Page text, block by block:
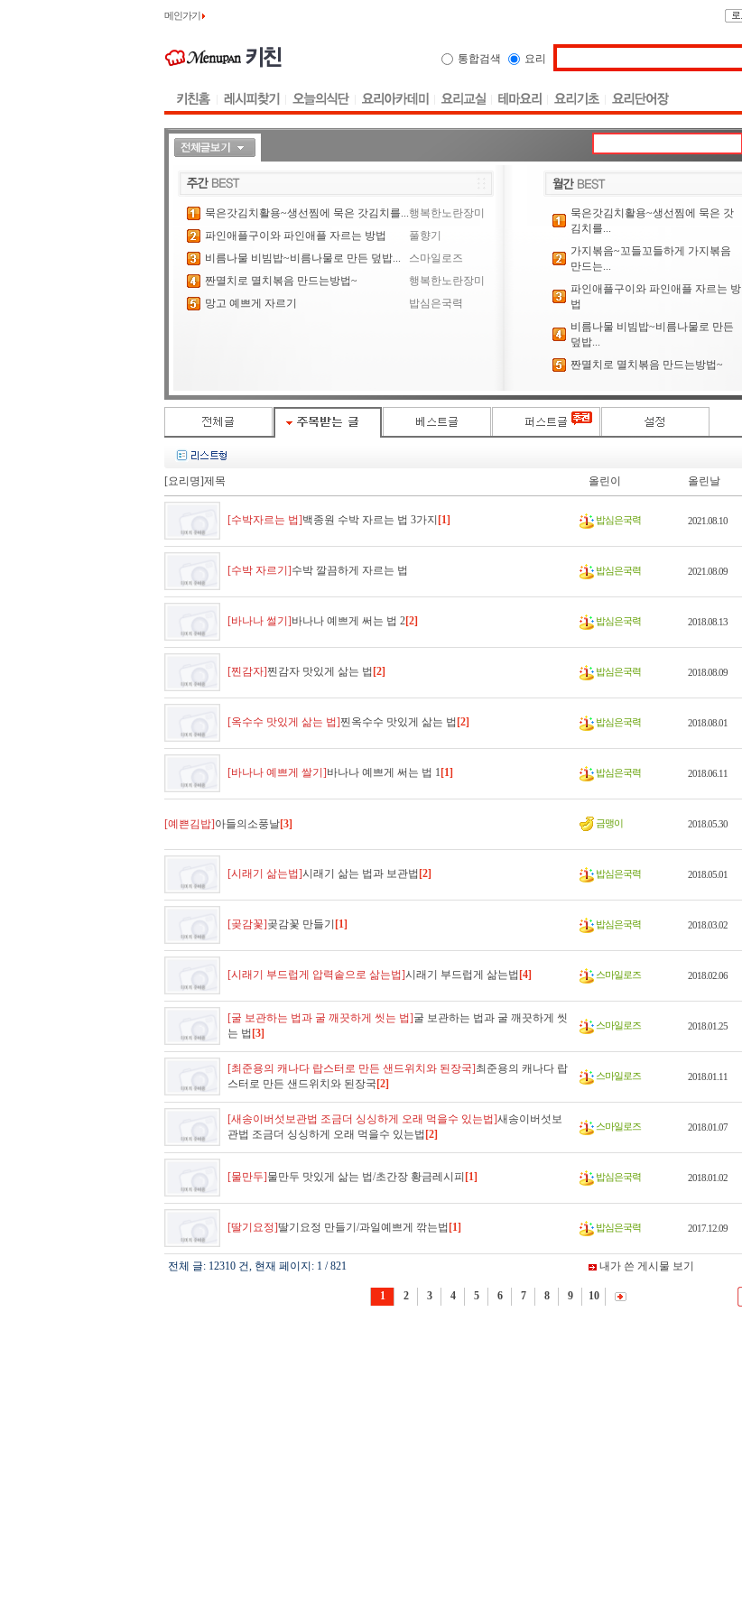
메인가기
통합검색 요리
묵은갓김치활용~생선찜에 묵은 갓김치를...행복한노란장미
파인애플구이와 파인애플 자르는 방법
풀향기
비름나물 비빔밥~비름나물로 만든 덮밥...
스마일로즈
짠멸치로 멸치볶음 만드는방법~
행복한노란장미
망고 예쁘게 자르기
밥심은국력
묵은갓김치활용~생선찜에 묵은 갓
김치를...
가지볶음~꼬들꼬들하게 가지볶음
만드는...
파인애플구이와 파인애플 자르는 방
법
비름나물 비빔밥~비름나물로 만든
덮밥...
짠멸치로 멸치볶음 만드는방법~
[요리명]제목 올린이 올린날
[수박자르는 법]백종원 수박 자르는 법 3가지 [1] 밥심은국력 2021.08.10
[수박 자르기]수박 깔끔하게 자르는 법 밥심은국력 2021.08.09
[바나나 썰기]바나나 예쁘게 써는 법 2[2] 밥심은국력 2018.08.13
[찐감자]찐감자 맛있게 삶는 법 [2] 밥심은국력 2018.08.09
[옥수수 맛있게 삶는 법]찐옥수수 맛있게 삶는 법 [2] 밥심은국력 2018.08.01
[바나나 예쁘게 쌀기]바나나 예쁘게 써는 법 1 [1] 밥심은국력 2018.06.11
[예쁜김밥]아들의소풍날[3] 금맹이 2018.05.30
[시래기 삶는법]시래기 삶는 법과 보관법 [2] 밥심은국력 2018.05.01
[곶감꽃]곶감꽃 만들기 [1] 밥심은국력 2018.03.02
[시래기 부드럽게 압력솥으로 삶는법]시래기 부드럽게 삶는법 [4] 스마일로즈 2018.02.06
[굴 보관하는 법과 굴 깨끗하게 씻는 법]굴 보관하는 법과 굴 깨끗하게 씻
는 법 [3]
스마일로즈 2018.01.25
[최준용의 캐나다 랍스터로 만든 샌드위치와 된장국]최준용의 캐나다 랍
스터로 만든 샌드위치와 된장국 [2]
스마일로즈 2018.01.11
[새송이버섯보관법 조금더 싱싱하게 오래 먹을수 있는법]새송이버섯보
관법 조금더 싱싱하게 오래 먹을수 있는법 [2]
스마일로즈 2018.01.07
[물만두]물만두 맛있게 삶는 법/초간장 황금레시피 [1] 밥심은국력 2018.01.02
[딸기요정]딸기요정 만들기/과일예쁘게 깎는법 [1] 밥심은국력 2017.12.09
전체 글: 12310 건, 현재 페이지: 1 / 821 내가 쓴 게시물 보기
1 2 3 4 5 6 7 8 9 10